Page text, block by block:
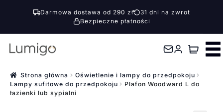
Darmowa dostawa od 290 zł
31 dni na zwrot
Bezpieczne płatności
Przejdź
nawigacji
Przejdź
treści Strona główna
Oświetlenie i lampy do przedpokoju
Lampy sufitowe do przedpokoju
Plafon Woodward L do
łazienki lub sypialni